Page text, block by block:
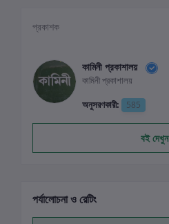
প্রকাশক
কামিনী প্রকাশালয়
কামিনী প্রকাশালয়
অনুসরণকারী:
585
বই দেখুন
পর্যালোচনা ও রেটিং